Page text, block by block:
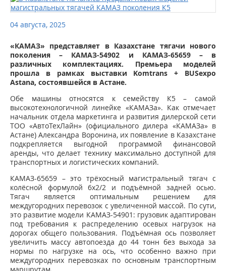
РЕМОНТ ДВИГАТЕЛЕЙ КАМАЗ
ФОТОГАЛЕРЕЯ
КОНТАКТНАЯ ИНФОРМАЦИЯ
04 августа, 2025
«КАМАЗ» представляет в Казахстане тягачи нового
поколения – КАМАЗ-54902 и КАМАЗ-65659 – в
различных комплектациях. Премьера моделей
прошла в рамках выставки Komtrans + BUSexpo
Astana, состоявшейся в Астане.
Обе машины относятся к семейству К5 – самой
высокотехнологичной линейке «КАМАЗа». Как отмечает
начальник отдела маркетинга и развития дилерской сети
ТОО «АвтоТехЛайн» (официального дилера «КАМАЗа» в
Астане) Александра Воронина, их появление в Казахстане
подкрепляется выгодной программой финансовой
аренды, что делает технику максимально доступной для
транспортных и логистических компаний.
КАМАЗ-65659 – это трёхосный магистральный тягач с
колёсной формулой 6х2/2 и подъёмной задней осью.
Тягач является оптимальным решением для
междугородних перевозок с увеличенной массой. По сути,
это развитие модели КАМАЗ-54901: грузовик адаптирован
под требования к распределению осевых нагрузок на
дорогах общего пользования. Подъёмная ось позволяет
увеличить массу автопоезда до 44 тонн без выхода за
нормы по нагрузке на ось, что особенно важно при
междугородних перевозках по основным транспортным